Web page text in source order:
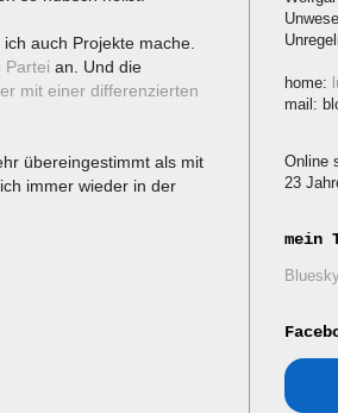
auch Projekte mache.
Partei an. Und die
mit einer differenzierten
übereingestimmt als mit
immer wieder in der
home:
mail:
Online
23
mein